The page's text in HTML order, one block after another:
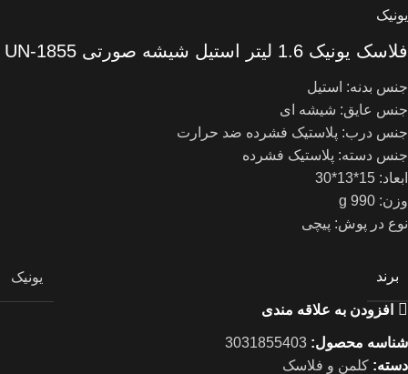
یونیک
فلاسک یونیک 1.6 لیتر استیل شیشه صورتی UN-1855
جنس بدنه: استیل
جنس عایق: شیشه ای
جنس درب: پلاستیک فشرده ضد حرارت
جنس دسته: پلاستیک فشرده
ابعاد: 15*13*30
وزن: 990 g
نوع در پوش: پیچی
برند یونیک
افزودن به علاقه مندی
شناسه محصول: 3031855403
دسته: کلمن و فلاسک